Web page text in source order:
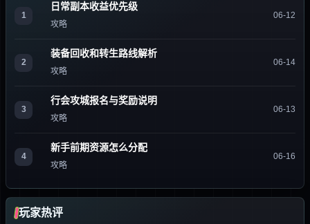
1
日常副本收益优先级
攻略
06-12
2
装备回收和转生路线解析
攻略
06-14
3
行会攻城报名与奖励说明
攻略
06-13
4
新手前期资源怎么分配
攻略
06-16
玩家热评